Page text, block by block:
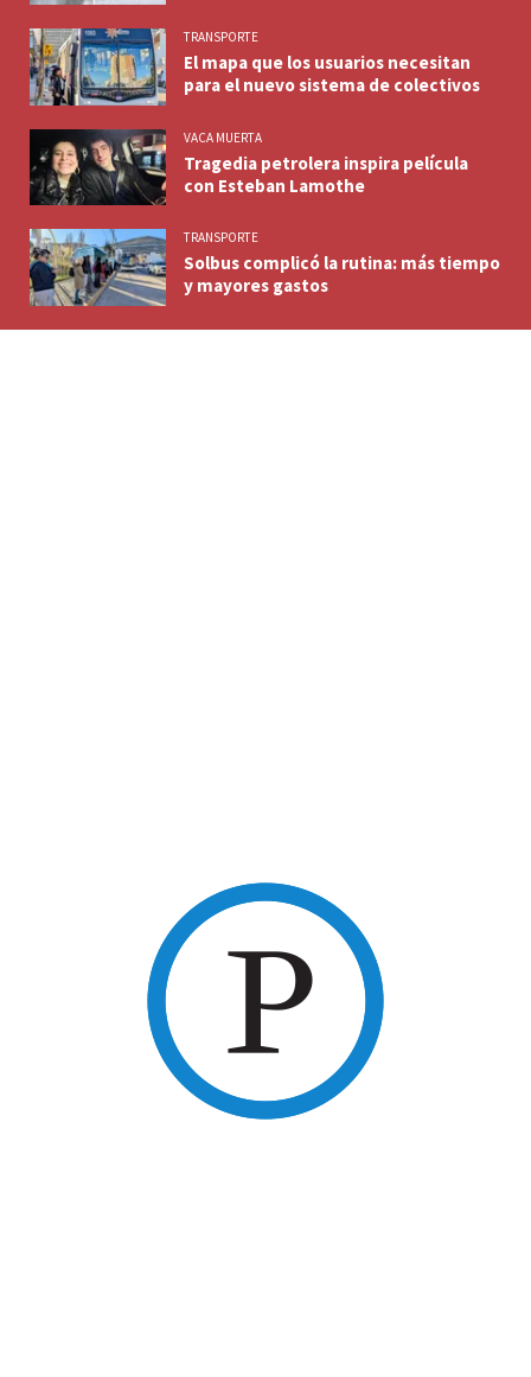
TRANSPORTE
El mapa que los usuarios necesitan
para el nuevo sistema de colectivos
VACA MUERTA
Tragedia petrolera inspira película
con Esteban Lamothe
TRANSPORTE
Solbus complicó la rutina: más tiempo
y mayores gastos